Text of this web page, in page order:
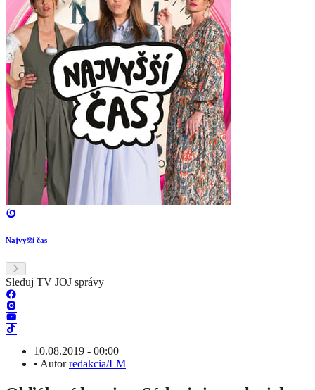
Najvyšší čas
Sleduj TV JOJ správy
10.08.2019 - 00:00
• Autorredakcia/LM